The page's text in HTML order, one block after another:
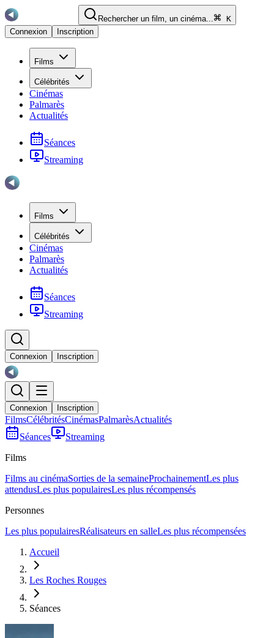
Rechercher un film, un cinéma...
K
Connexion
Inscription
Films
Célébrités
Cinémas
Palmarès
Actualités
Séances
Streaming
Films
Célébrités
Cinémas
Palmarès
Actualités
Séances
Streaming
Connexion Inscription
Connexion Inscription
FilmsCélébritésCinémasPalmarèsActualités
Séances
Streaming
Films
Films au cinémaSorties de la semaineProchainementLes plus
attendusLes plus populairesLes plus récompensés
Personnes
Les plus populairesRéalisateurs en salleLes plus récompensées
Accueil
Les Roches Rouges
Séances